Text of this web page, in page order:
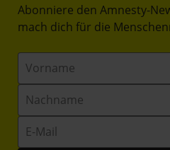
Header
Text
Abonniere den Amnesty-
mach dich für die
Vorname
Nachname
E-
Mail